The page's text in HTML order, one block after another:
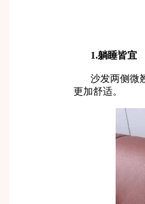
1.躺睡皆宜
沙发两侧微
更加舒适。